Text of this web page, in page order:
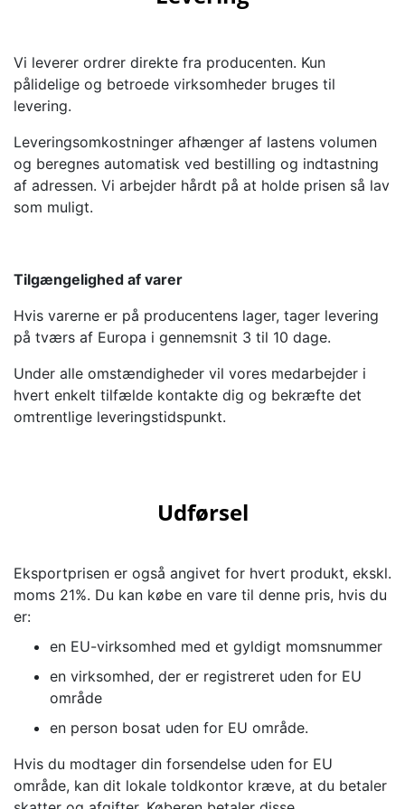
Vi leverer ordrer direkte fra producenten. Kun
pålidelige og betroede virksomheder bruges til
levering.
Leveringsomkostninger afhænger af lastens volumen
og beregnes automatisk ved bestilling og indtastning
af adressen. Vi arbejder hårdt på at holde prisen så lav
som muligt.
Tilgængelighed af varer
Hvis varerne er på producentens lager, tager levering
på tværs af Europa i gennemsnit 3 til 10 dage.
Under alle omstændigheder vil vores medarbejder i
hvert enkelt tilfælde kontakte dig og bekræfte det
omtrentlige leveringstidspunkt.
Udførsel
Eksportprisen er også angivet for hvert produkt, ekskl.
moms 21%. Du kan købe en vare til denne pris, hvis du
er:
en EU-virksomhed med et gyldigt momsnummer
en virksomhed, der er registreret uden for EU
område
en person bosat uden for EU område.
Hvis du modtager din forsendelse uden for EU
område, kan dit lokale toldkontor kræve, at du betaler